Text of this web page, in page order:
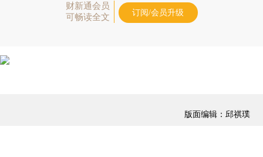
财新通会员
可畅读全文
订阅/会员升级
版面编辑：邱祺璞